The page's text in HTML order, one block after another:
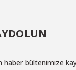
haber bültenimize